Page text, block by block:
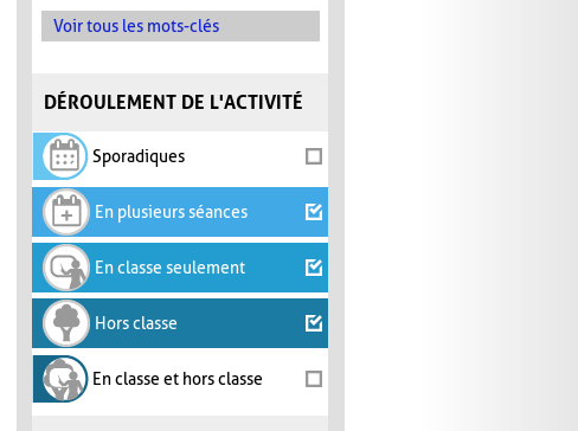
Voir tous les mots-clés
DÉROULEMENT DE L'ACTIVITÉ
Sporadiques
En plusieurs séances
En classe seulement
Hors classe
En classe et hors classe